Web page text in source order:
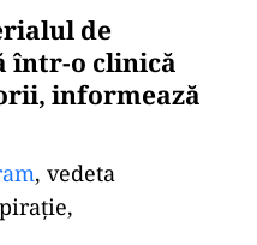
de
într-o clinică
informează
, vedeta